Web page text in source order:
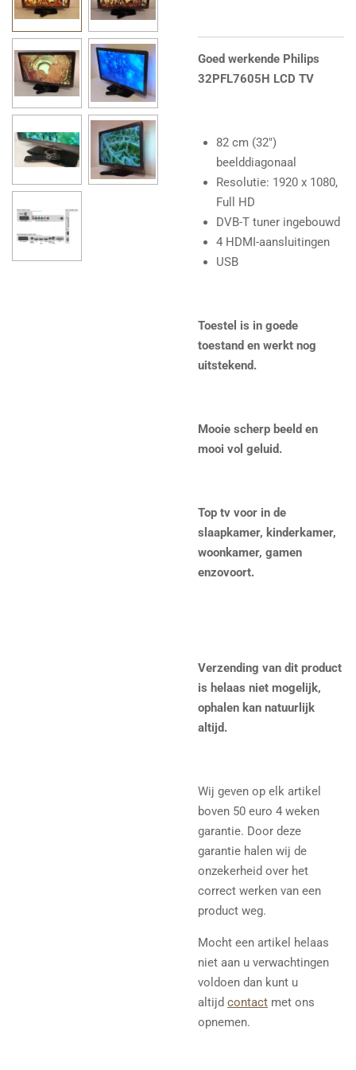
Goed werkende Philips
32PFL7605H LCD TV
82 cm (32")
beelddiagonaal
Resolutie: 1920 x 1080,
Full HD
DVB-T tuner ingebouwd
4 HDMI-aansluitingen
USB
Toestel is in goede
toestand en werkt nog
uitstekend.
Mooie scherp beeld en
mooi vol geluid.
Top tv voor in de
slaapkamer, kinderkamer,
woonkamer, gamen
enzovoort.
Verzending van dit product
is helaas niet mogelijk,
ophalen kan natuurlijk
altijd.
Wij geven op elk artikel
boven 50 euro 4 weken
garantie. Door deze
garantie halen wij de
onzekerheid over het
correct werken van een
product weg.
Mocht een artikel helaas
niet aan u verwachtingen
voldoen dan kunt u
altijd contact met ons
opnemen.